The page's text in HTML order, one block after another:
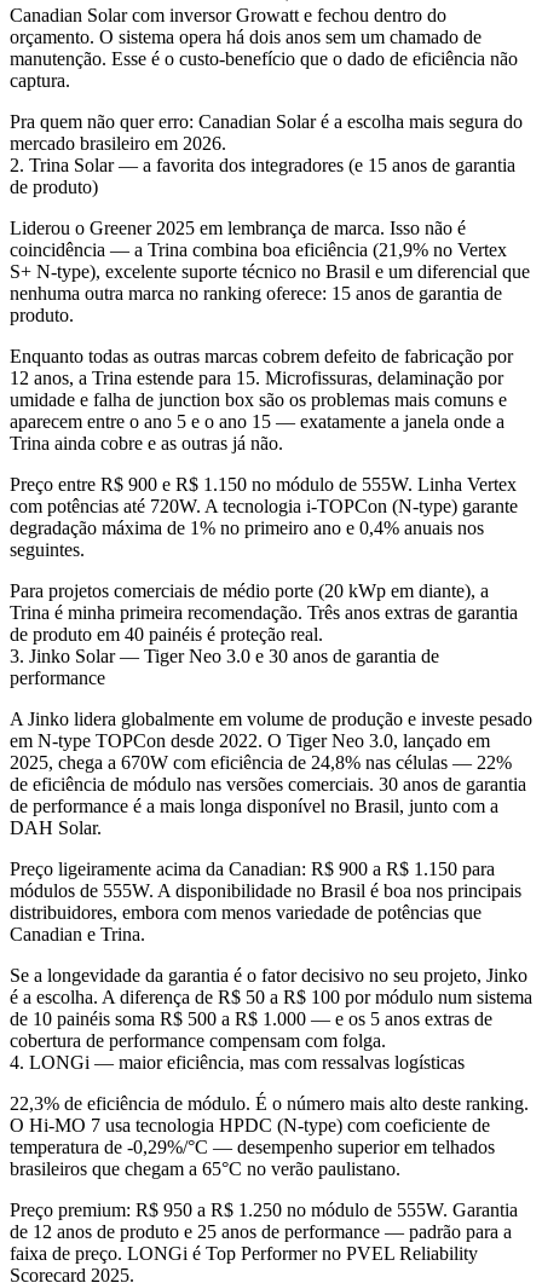
Canadian Solar com inversor Growatt e fechou dentro do
orçamento. O sistema opera há dois anos sem um chamado de
manutenção. Esse é o custo-benefício que o dado de eficiência não
captura.
Pra quem não quer erro: Canadian Solar é a escolha mais segura do
mercado brasileiro em 2026.
2. Trina Solar — a favorita dos integradores (e 15 anos de garantia
de produto)
Liderou o Greener 2025 em lembrança de marca. Isso não é
coincidência — a Trina combina boa eficiência (21,9% no Vertex
S+ N-type), excelente suporte técnico no Brasil e um diferencial que
nenhuma outra marca no ranking oferece: 15 anos de garantia de
produto.
Enquanto todas as outras marcas cobrem defeito de fabricação por
12 anos, a Trina estende para 15. Microfissuras, delaminação por
umidade e falha de junction box são os problemas mais comuns e
aparecem entre o ano 5 e o ano 15 — exatamente a janela onde a
Trina ainda cobre e as outras já não.
Preço entre R$ 900 e R$ 1.150 no módulo de 555W. Linha Vertex
com potências até 720W. A tecnologia i-TOPCon (N-type) garante
degradação máxima de 1% no primeiro ano e 0,4% anuais nos
seguintes.
Para projetos comerciais de médio porte (20 kWp em diante), a
Trina é minha primeira recomendação. Três anos extras de garantia
de produto em 40 painéis é proteção real.
3. Jinko Solar — Tiger Neo 3.0 e 30 anos de garantia de
performance
A Jinko lidera globalmente em volume de produção e investe pesado
em N-type TOPCon desde 2022. O Tiger Neo 3.0, lançado em
2025, chega a 670W com eficiência de 24,8% nas células — 22%
de eficiência de módulo nas versões comerciais. 30 anos de garantia
de performance é a mais longa disponível no Brasil, junto com a
DAH Solar.
Preço ligeiramente acima da Canadian: R$ 900 a R$ 1.150 para
módulos de 555W. A disponibilidade no Brasil é boa nos principais
distribuidores, embora com menos variedade de potências que
Canadian e Trina.
Se a longevidade da garantia é o fator decisivo no seu projeto, Jinko
é a escolha. A diferença de R$ 50 a R$ 100 por módulo num sistema
de 10 painéis soma R$ 500 a R$ 1.000 — e os 5 anos extras de
cobertura de performance compensam com folga.
4. LONGi — maior eficiência, mas com ressalvas logísticas
22,3% de eficiência de módulo. É o número mais alto deste ranking.
O Hi-MO 7 usa tecnologia HPDC (N-type) com coeficiente de
temperatura de -0,29%/°C — desempenho superior em telhados
brasileiros que chegam a 65°C no verão paulistano.
Preço premium: R$ 950 a R$ 1.250 no módulo de 555W. Garantia
de 12 anos de produto e 25 anos de performance — padrão para a
faixa de preço. LONGi é Top Performer no PVEL Reliability
Scorecard 2025.